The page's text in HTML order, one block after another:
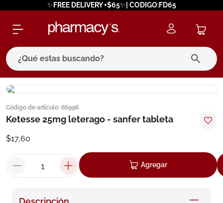
✨FREE DELIVERY +$65✨| CODIGO:FD65
¿Qué estas buscando?
Código de artículo: 66996
Ketesse 25mg leterago - sanfer tableta
$17,60
Agregar
términos más buscados
1. eucerin
pilexil
5. cerave
6 degraler